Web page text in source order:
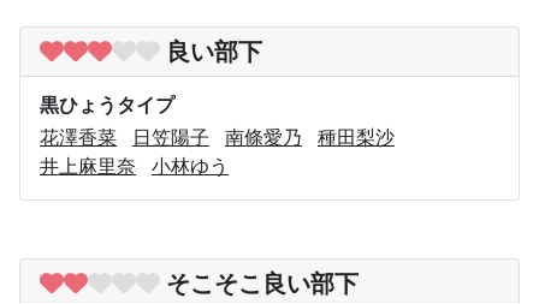
良い部下
黒ひょうタイプ
花澤香菜
日笠陽子 南條愛乃
種田梨沙
井上麻里奈
小林ゆう
そこそこ良い部下